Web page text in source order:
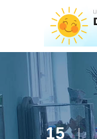
15